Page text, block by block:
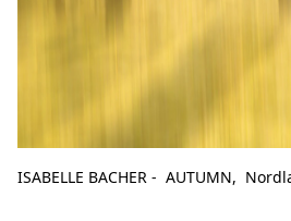
ISABELLE BACHER - AUTUMN,